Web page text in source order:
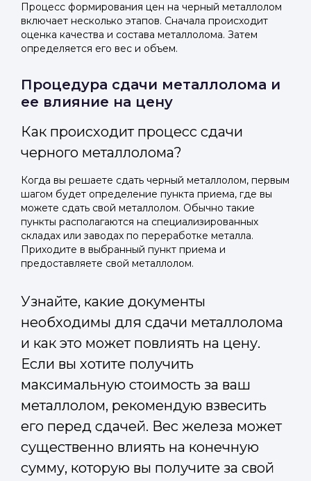
Процесс формирования цен на черный металлолом
включает несколько этапов. Сначала происходит
оценка качества и состава металлолома. Затем
определяется его вес и объем.
Процедура сдачи металлолома и
ее влияние на цену
Как происходит процесс сдачи
черного металлолома?
Когда вы решаете сдать черный металлолом, первым
шагом будет определение пункта приема, где вы
можете сдать свой металлолом. Обычно такие
пункты располагаются на специализированных
складах или заводах по переработке металла.
Приходите в выбранный пункт приема и
предоставляете свой металлолом.
Узнайте, какие документы
необходимы для сдачи металлолома
и как это может повлиять на цену.
Если вы хотите получить
максимальную стоимость за ваш
металлолом, рекомендую взвесить
его перед сдачей. Вес железа может
существенно влиять на конечную
сумму, которую вы получите за свой